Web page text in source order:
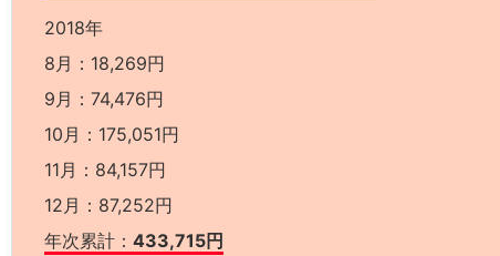
2018年
8月：18,269円
9月：74,476円
10月：175,051円
11月：84,157円
12月：87,252円
年次累計： 433,715円